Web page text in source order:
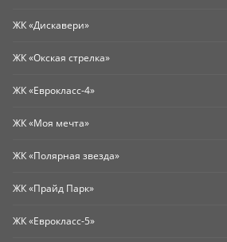
ЖК «Дискавери»
ЖК «Окская стрелка»
ЖК «Еврокласс-4»
ЖК «Моя мечта»
ЖК «Полярная звезда»
ЖК «Прайд Парк»
ЖК «Еврокласс-5»